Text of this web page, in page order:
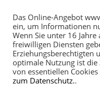
Das Online-Angebot
ein, um Informationen
Wenn Sie unter 16
freiwilligen Diensten
Erziehungsberechtigten
optimale Nutzung ist
von essentiellen
zum Datenschutz..